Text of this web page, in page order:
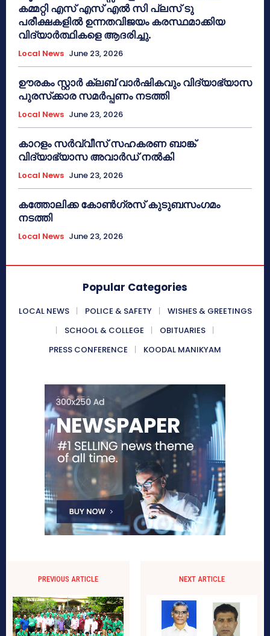
കമ്മറ്റി എസ് എസ് എൽ സി പ്ലസ് ടു
പരീക്ഷകളിൽ ഉന്നതവിജയം കരസ്ഥമാക്കിയ
വിദ്യാർത്ഥികളെ ആദരിച്ചു.
Local News June 23, 2026
ഊരകം സ്റ്റാർ ക്ലബ് വാർഷികവും വിദ്യാഭ്യാസ
പുരസ്‌ക്കാര സമർപ്പണം നടത്തി
Local News June 23, 2026
കാറളം സർവ്വീസ് സഹകരണ ബാങ്ക്
വിദ്യാഭ്യാസ അവാർഡ് നൽകി
Local News June 23, 2026
കത്തോലിക്ക കോൺഗ്രസ് കുടുബസംഗമം
നടത്തി
Local News June 23, 2026
Popular Categories
LOCAL NEWS POLICE & SAFETY
WISHES & GREETINGS
SCHOOL & COLLEGE
OBITUARIES
PRESS CONFERENCE
KOODAL MANIKYAM
PREVIOUS ARTICLE NEXT ARTICLE